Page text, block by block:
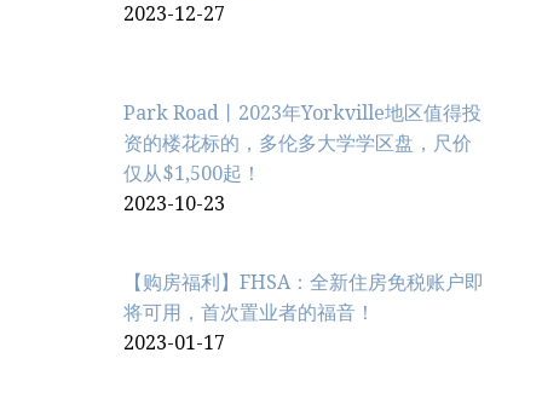
2023-12-27
Park Road丨2023年Yorkville地区值得投
资的楼花标的，多伦多大学学区盘，尺价
仅从$1,500起！
2023-10-23
【购房福利】FHSA：全新住房免税账户即
将可用，首次置业者的福音！
2023-01-17